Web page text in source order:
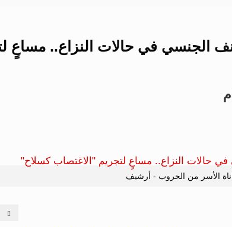
الجنسي في حالات النزاع.. مساعٍ
الأسر من الحروب - أرشيف